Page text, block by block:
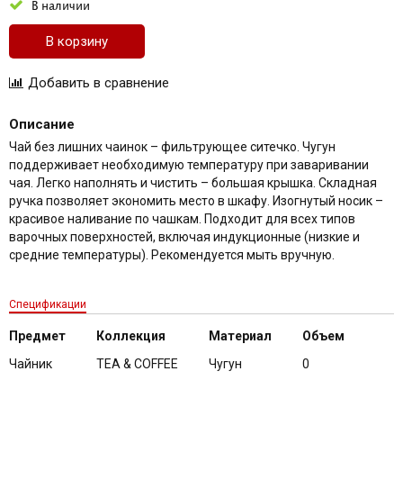
В наличии
В корзину
Описание
Чай без лишних чаинок – фильтрующее ситечко. Чугун
поддерживает необходимую температуру при заваривании
чая. Легко наполнять и чистить – большая крышка. Складная
ручка позволяет экономить место в шкафу. Изогнутый носик –
красивое наливание по чашкам. Подходит для всех типов
варочных поверхностей, включая индукционные (низкие и
средние температуры). Рекомендуется мыть вручную.
Спецификации
Предмет
Чайник
Коллекция
TEA & COFFEE
Материал
Чугун
Объем
0